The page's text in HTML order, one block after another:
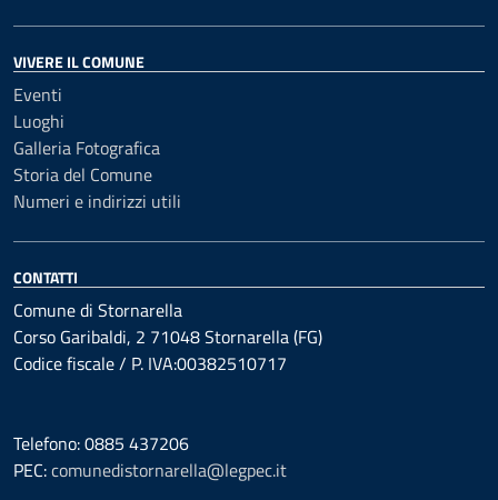
VIVERE IL COMUNE
Eventi
Luoghi
Galleria Fotografica
Storia del Comune
Numeri e indirizzi utili
CONTATTI
Comune di Stornarella
Corso Garibaldi, 2 71048 Stornarella (FG)
Codice fiscale / P. IVA:00382510717
Telefono: 0885 437206
PEC:comunedistornarella@legpec.it